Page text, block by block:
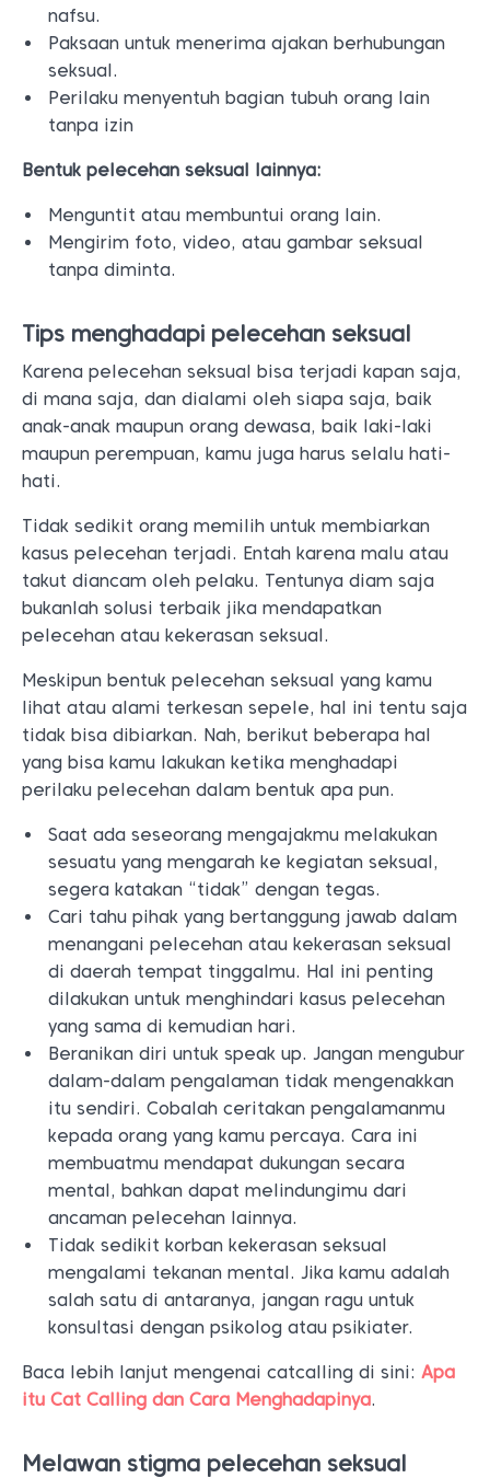
nafsu.
Paksaan untuk menerima ajakan berhubungan
seksual.
Perilaku menyentuh bagian tubuh orang lain
tanpa izin
Bentuk pelecehan seksual lainnya:
Menguntit atau membuntui orang lain.
Mengirim foto, video, atau gambar seksual
tanpa diminta.
Tips menghadapi pelecehan seksual
Karena pelecehan seksual bisa terjadi kapan saja,
di mana saja, dan dialami oleh siapa saja, baik
anak-anak maupun orang dewasa, baik laki-laki
maupun perempuan, kamu juga harus selalu hati-
hati.
Tidak sedikit orang memilih untuk membiarkan
kasus pelecehan terjadi. Entah karena malu atau
takut diancam oleh pelaku. Tentunya diam saja
bukanlah solusi terbaik jika mendapatkan
pelecehan atau kekerasan seksual.
Meskipun bentuk pelecehan seksual yang kamu
lihat atau alami terkesan sepele, hal ini tentu saja
tidak bisa dibiarkan. Nah, berikut beberapa hal
yang bisa kamu lakukan ketika menghadapi
perilaku pelecehan dalam bentuk apa pun.
Saat ada seseorang mengajakmu melakukan
sesuatu yang mengarah ke kegiatan seksual,
segera katakan “tidak” dengan tegas.
Cari tahu pihak yang bertanggung jawab dalam
menangani pelecehan atau kekerasan seksual
di daerah tempat tinggalmu. Hal ini penting
dilakukan untuk menghindari kasus pelecehan
yang sama di kemudian hari.
Beranikan diri untuk speak up. Jangan mengubur
dalam-dalam pengalaman tidak mengenakkan
itu sendiri. Cobalah ceritakan pengalamanmu
kepada orang yang kamu percaya. Cara ini
membuatmu mendapat dukungan secara
mental, bahkan dapat melindungimu dari
ancaman pelecehan lainnya.
Tidak sedikit korban kekerasan seksual
mengalami tekanan mental. Jika kamu adalah
salah satu di antaranya, jangan ragu untuk
konsultasi dengan psikolog atau psikiater.
Baca lebih lanjut mengenai catcalling di sini: Apa
itu Cat Calling dan Cara Menghadapinya.
Melawan stigma pelecehan seksual